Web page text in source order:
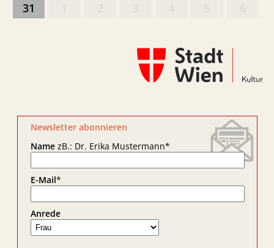
31
Newsletter abonnieren
NamezB.: Dr. Erika Mustermann*
E-Mail*
Anrede